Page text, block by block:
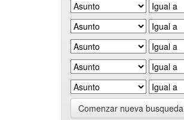
Comenzar nueva busqueda